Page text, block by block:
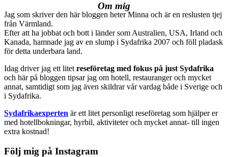
Om mig
Jag som skriver den här bloggen heter Minna och är en reslusten tjej
från Värmland.
Efter att ha jobbat och bott i länder som Australien, USA, Irland och
Kanada, hamnade jag av en slump i Sydafrika 2007 och föll pladask
för detta underbara land.
Idag driver jag ett litet reseföretag med fokus på just Sydafrika
och här på bloggen tipsar jag om hotell, restauranger och mycket
annat, samtidigt som jag även skildrar vår vardag både i Sverige och
i Sydafrika.
Sydafrikaexperten är ett litet personligt reseföretag som hjälper er
med hotellbokningar, hyrbil, aktiviteter och mycket annat- till ingen
extra kostnad!
Följ mig på Instagram